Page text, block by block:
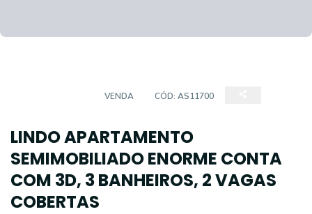
VENDA CÓD: AS11700
LINDO APARTAMENTO
SEMIMOBILIADO ENORME CONTA
COM 3D, 3 BANHEIROS, 2 VAGAS
COBERTAS